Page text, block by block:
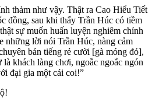
thảm như vậy. Thật ra Cao Hiểu Tiết
đồng, sau khi thấy Trần Húc có tiềm
sự muốn huấn luyện nghiêm chỉnh
những lời nói Trần Húc, nàng cảm
bán tiếng rẻ cười [gà móng đỏ],
khách làng chơi, ngoắc ngoắc ngón
đại gia một cái coi!”